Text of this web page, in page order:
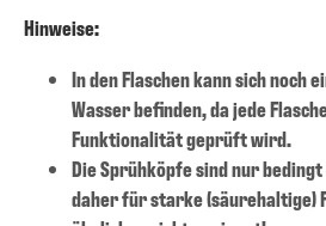
Hinweise:
In den Flaschen kann sich noch
Wasser befinden, da jede
Funktionalität geprüft wird.
Die Sprühköpfe sind nur
daher für starke (säurehaltige)